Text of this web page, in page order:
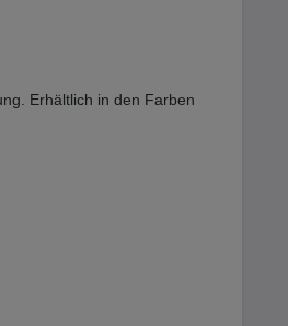
Erhältlich in den Farben